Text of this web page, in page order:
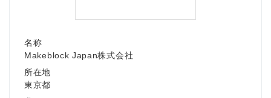
名称
Makeblock Japan株式会社
所在地
東京都